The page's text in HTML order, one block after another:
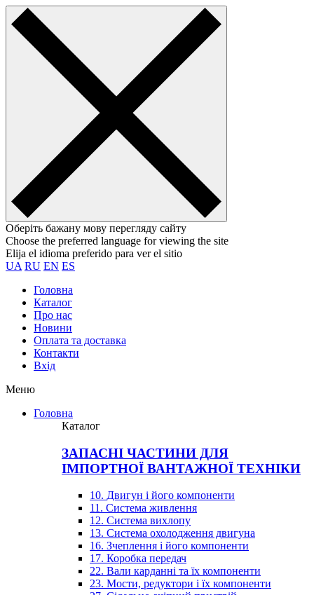
Оберіть бажану мову перегляду сайту
Choose the preferred language for viewing the site
Elija el idioma preferido para ver el sitio
UA RU EN ES
Головна
Каталог
Про нас
Новини
Оплата та доставка
Контакти
Вхiд
Меню
Головна
Каталог
ЗАПАСНІ ЧАСТИНИ ДЛЯ
ІМПОРТНОЇ ВАНТАЖНОЇ ТЕХНІКИ
10. Двигун і його компоненти
11. Система живлення
12. Система вихлопу
13. Система охолодження двигуна
16. Зчеплення і його компоненти
17. Коробка передач
22. Вали карданні та їх компоненти
23. Мости, редуктори і їх компоненти